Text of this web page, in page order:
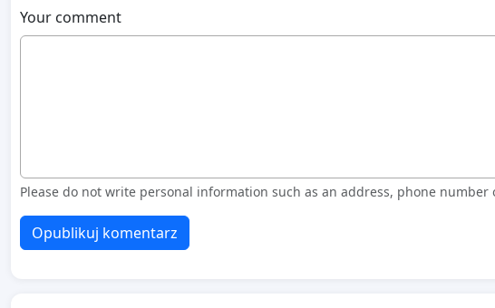
Your comment
Please do not write personal information such as an address, phone
Opublikuj komentarz